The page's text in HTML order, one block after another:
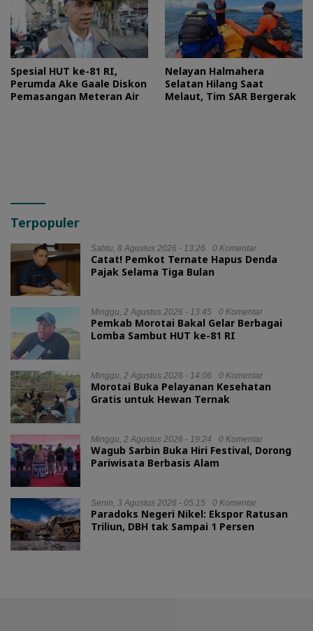
Spesial HUT ke-81 RI,
Perumda Ake Gaale Diskon
Pemasangan Meteran Air
Nelayan Halmahera
Selatan Hilang Saat
Melaut, Tim SAR Bergerak
Terpopuler
Sabtu, 8 Agustus 2026 - 13:26 0 Komentar
Catat! Pemkot Ternate Hapus Denda
Pajak Selama Tiga Bulan
Minggu, 2 Agustus 2026 - 13:45 0 Komentar
Pemkab Morotai Bakal Gelar Berbagai
Lomba Sambut HUT ke-81 RI
Minggu, 2 Agustus 2026 - 14:06 0 Komentar
Morotai Buka Pelayanan Kesehatan
Gratis untuk Hewan Ternak
Minggu, 2 Agustus 2026 - 19:24 0 Komentar
Wagub Sarbin Buka Hiri Festival, Dorong
Pariwisata Berbasis Alam
Senin, 3 Agustus 2026 - 05:15 0 Komentar
Paradoks Negeri Nikel: Ekspor Ratusan
Triliun, DBH tak Sampai 1 Persen